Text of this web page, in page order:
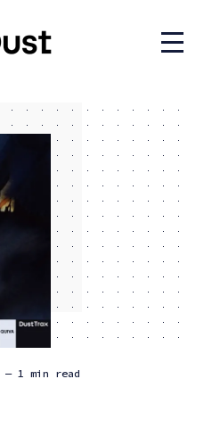
— 1 min read